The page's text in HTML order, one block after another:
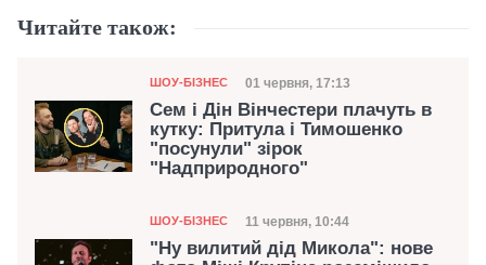
Читайте також:
Категорія
ШОУ-БІЗНЕС Дата публікації
01 червня, 17:13
Сем і Дін Вінчестери плачуть в
кутку: Притула і Тимошенко
"посунули" зірок
"Надприродного"
Категорія
ШОУ-БІЗНЕС Дата публікації
11 червня, 10:44
"Ну вилитий дід Микола": нове